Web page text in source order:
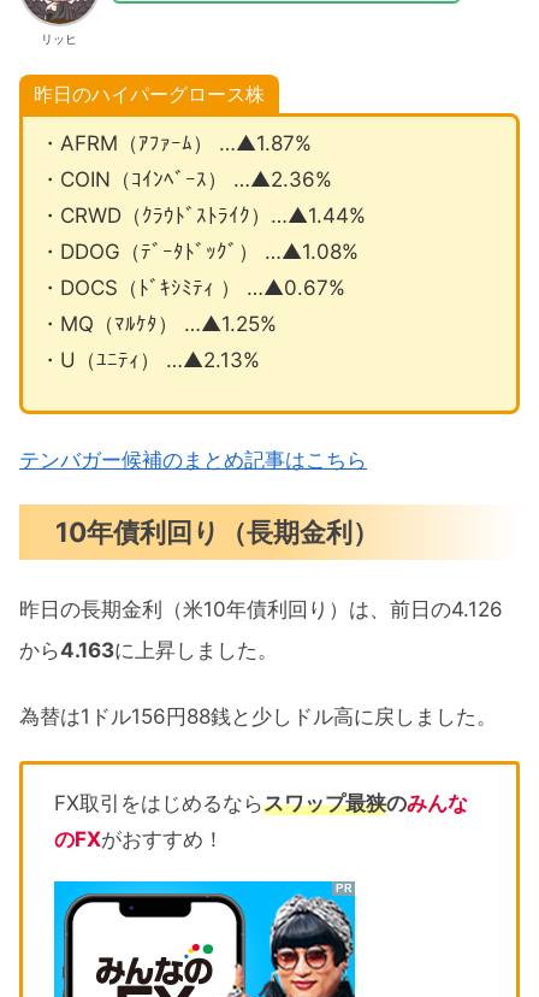
リッヒ
昨日のハイパーグロース株
・AFRM（ｱﾌｧｰﾑ） …▲1.87%
・COIN（ｺｲﾝﾍﾞｰｽ） …▲2.36%
・CRWD（ｸﾗｳﾄﾞｽﾄﾗｲｸ）…▲1.44%
・DDOG（ﾃﾞｰﾀﾄﾞｯｸﾞ） …▲1.08%
・DOCS（ﾄﾞｷｼﾐﾃｨ ） …▲0.67%
・MQ（ﾏﾙｹﾀ） …▲1.25%
・U（ﾕﾆﾃｨ） …▲2.13%
テンバガー候補のまとめ記事はこちら
10年債利回り（長期金利）
昨日の長期金利（米10年債利回り）は、前日の4.126
から4.163に上昇しました。
為替は1ドル156円88銭と少しドル高に戻しました。
FX取引をはじめるならスワップ最狭のみんな
のFXがおすすめ！